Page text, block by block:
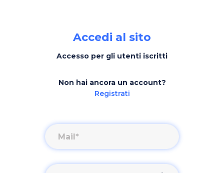
Accedi al sito
Accesso per gli utenti iscritti
Non hai ancora un account?
Registrati